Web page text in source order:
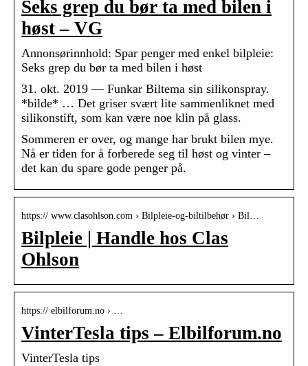
Seks grep du bør ta med bilen i
høst – VG
Annonsørinnhold: Spar penger med enkel bilpleie:
Seks grep du bør ta med bilen i høst
31. okt. 2019 — Funkar Biltema sin silikonspray.
*bilde* … Det griser svært lite sammenliknet med
silikonstift, som kan være noe klin på glass.
Sommeren er over, og mange har brukt bilen mye.
Nå er tiden for å forberede seg til høst og vinter –
det kan du spare gode penger på.
https:// www.clasohlson.com › Bilpleie-og-biltilbehør › Bil…
Bilpleie | Handle hos Clas
Ohlson
https:// elbilforum.no › …
VinterTesla tips – Elbilforum.no
VinterTesla tips